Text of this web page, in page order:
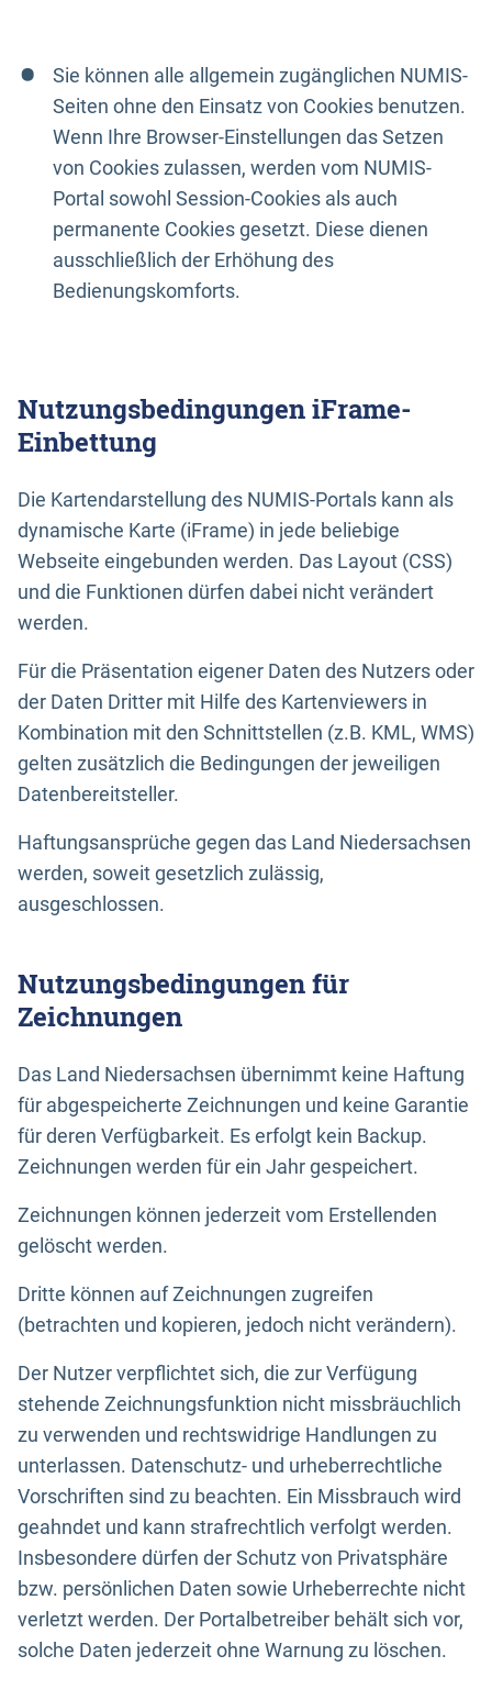
Sie können alle allgemein zugänglichen NUMIS-
Seiten ohne den Einsatz von Cookies benutzen.
Wenn Ihre Browser-Einstellungen das Setzen
von Cookies zulassen, werden vom NUMIS-
Portal sowohl Session-Cookies als auch
permanente Cookies gesetzt. Diese dienen
ausschließlich der Erhöhung des
Bedienungskomforts.
Nutzungsbedingungen iFrame-
Einbettung
Die Kartendarstellung des NUMIS-Portals kann als
dynamische Karte (iFrame) in jede beliebige
Webseite eingebunden werden. Das Layout (CSS)
und die Funktionen dürfen dabei nicht verändert
werden.
Für die Präsentation eigener Daten des Nutzers oder
der Daten Dritter mit Hilfe des Kartenviewers in
Kombination mit den Schnittstellen (z.B. KML, WMS)
gelten zusätzlich die Bedingungen der jeweiligen
Datenbereitsteller.
Haftungsansprüche gegen das Land Niedersachsen
werden, soweit gesetzlich zulässig,
ausgeschlossen.
Nutzungsbedingungen für
Zeichnungen
Das Land Niedersachsen übernimmt keine Haftung
für abgespeicherte Zeichnungen und keine Garantie
für deren Verfügbarkeit. Es erfolgt kein Backup.
Zeichnungen werden für ein Jahr gespeichert.
Zeichnungen können jederzeit vom Erstellenden
gelöscht werden.
Dritte können auf Zeichnungen zugreifen
(betrachten und kopieren, jedoch nicht verändern).
Der Nutzer verpflichtet sich, die zur Verfügung
stehende Zeichnungsfunktion nicht missbräuchlich
zu verwenden und rechtswidrige Handlungen zu
unterlassen. Datenschutz- und urheberrechtliche
Vorschriften sind zu beachten. Ein Missbrauch wird
geahndet und kann strafrechtlich verfolgt werden.
Insbesondere dürfen der Schutz von Privatsphäre
bzw. persönlichen Daten sowie Urheberrechte nicht
verletzt werden. Der Portalbetreiber behält sich vor,
solche Daten jederzeit ohne Warnung zu löschen.